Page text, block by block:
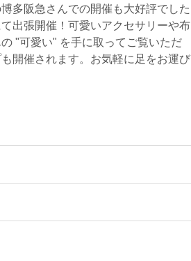
多阪急さんでの開催も大好評でした
出張開催！可愛いアクセサリーや布
"可愛い" を手に取ってご覧いただ
開催されます。お気軽に足をお運び